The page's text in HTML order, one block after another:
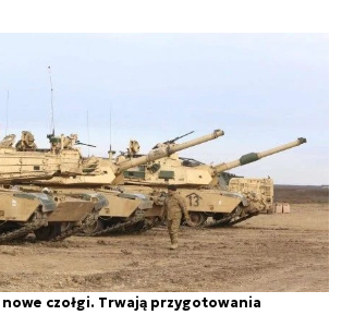
czołgi. Trwają przygotowania